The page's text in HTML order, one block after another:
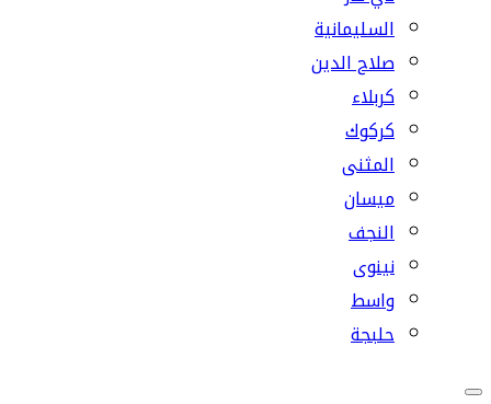
السليمانية
صلاح الدين
كربلاء
كركوك
المثنى
ميسان
النجف
نينوى
واسط
حلبجة